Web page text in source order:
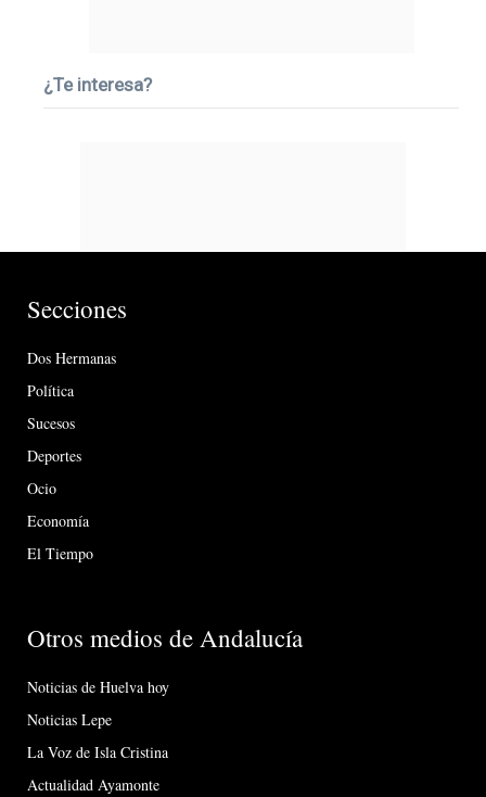
¿Te interesa?
Secciones
Dos Hermanas
Política
Sucesos
Deportes
Ocio
Economía
El Tiempo
Otros medios de Andalucía
Noticias de Huelva hoy
Noticias Lepe
La Voz de Isla Cristina
Actualidad Ayamonte